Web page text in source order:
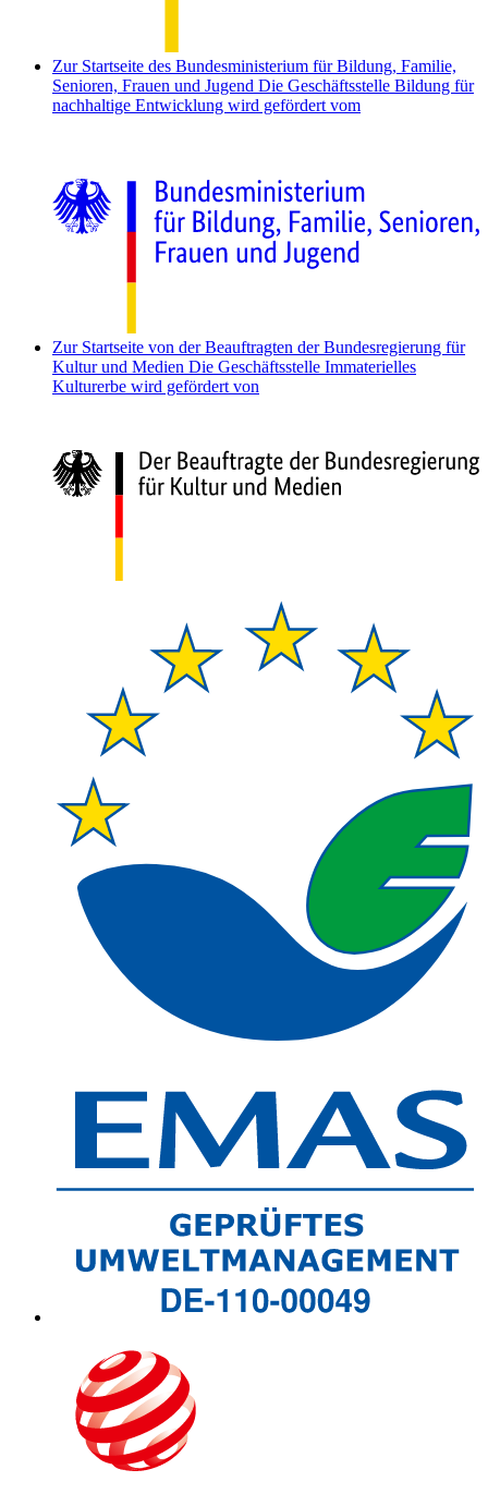
Zur Startseite des Bundesministerium für Bildung, Familie,
Senioren, Frauen und Jugend Die Geschäftsstelle Bildung für
nachhaltige Entwicklung wird gefördert vom
Zur Startseite von der Beauftragten der Bundesregierung für
Kultur und Medien Die Geschäftsstelle Immaterielles
Kulturerbe wird gefördert von